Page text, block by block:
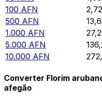
100 AFN
500 AFN
1.000 AFN
5.000 AFN
10.000 AFN
Converter Florim
afegão